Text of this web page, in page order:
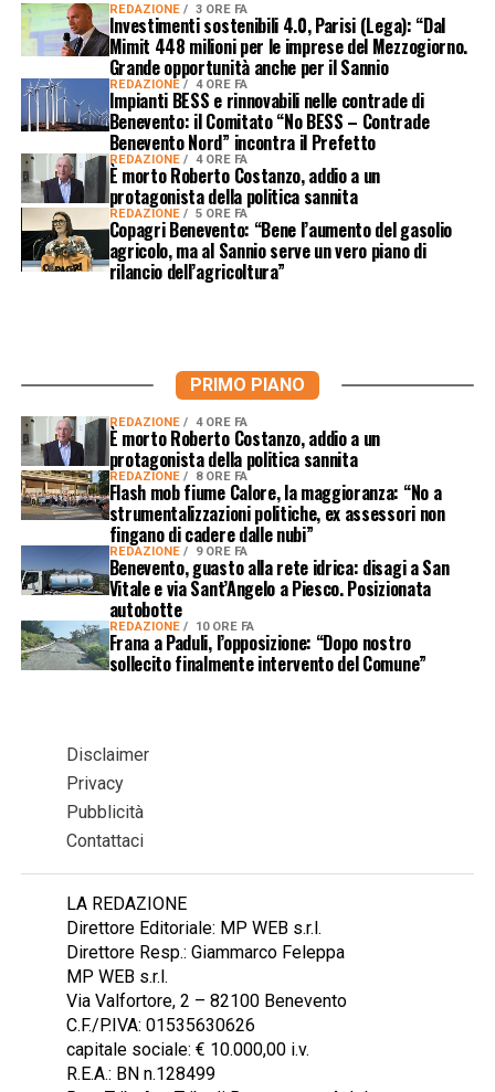
REDAZIONE 3 ORE FA
Investimenti sostenibili 4.0, Parisi (Lega): “Dal
Mimit 448 milioni per le imprese del Mezzogiorno.
Grande opportunità anche per il Sannio
REDAZIONE 4 ORE FA
Impianti BESS e rinnovabili nelle contrade di
Benevento: il Comitato “No BESS – Contrade
Benevento Nord” incontra il Prefetto
REDAZIONE 4 ORE FA
È morto Roberto Costanzo, addio a un
protagonista della politica sannita
REDAZIONE 5 ORE FA
Copagri Benevento: “Bene l’aumento del gasolio
agricolo, ma al Sannio serve un vero piano di
rilancio dell’agricoltura”
PRIMO PIANO
REDAZIONE 4 ORE FA
È morto Roberto Costanzo, addio a un
protagonista della politica sannita
REDAZIONE 8 ORE FA
Flash mob fiume Calore, la maggioranza: “No a
strumentalizzazioni politiche, ex assessori non
fingano di cadere dalle nubi”
REDAZIONE 9 ORE FA
Benevento, guasto alla rete idrica: disagi a San
Vitale e via Sant’Angelo a Piesco. Posizionata
autobotte
REDAZIONE 10 ORE FA
Frana a Paduli, l’opposizione: “Dopo nostro
sollecito finalmente intervento del Comune”
Disclaimer
Privacy
Pubblicità
Contattaci
LA REDAZIONE
Direttore Editoriale: MP WEB s.r.l.
Direttore Resp.: Giammarco Feleppa
MP WEB s.r.l.
Via Valfortore, 2 – 82100 Benevento
C.F./P.IVA: 01535630626
capitale sociale: € 10.000,00 i.v.
R.E.A.: BN n.128499